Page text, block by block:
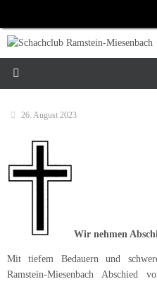
springen
26. August 2023
Wir nehmen
Mit tiefem Bedauern und
Ramstein-Miesenbach